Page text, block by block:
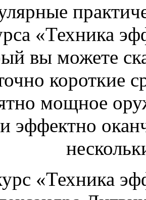
«Техника
вы можете
короткие
мощное
эффектно
«Техника